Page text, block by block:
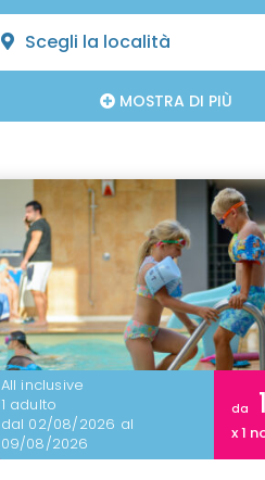
Scegli la località
MOSTRA DI PIÙ
All inclusive
1 adulto
dal 02/08/2026 al
09/08/2026
da
x 1